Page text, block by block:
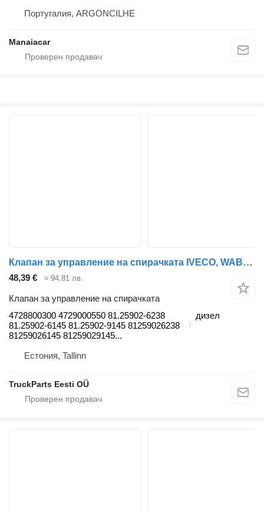
Португалия, ARGONCILHE
Manaiacar
Клапан за управление на спирачката IVECO, WABCO Stralis (01.02-) 4728800300 за влекач IVECO Stralis, Trakker (2002-)
48,39 € ≈ 94,81 лв.
Клапан за управление на спирачката
4728800300 4729000550 81.25902-6238
81.25902-6145 81.25902-9145 81259026238
81259026145 81259029145...
дизел
Естония, Tallinn
TruckParts Eesti OÜ